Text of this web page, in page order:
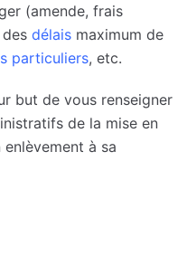
(amende, frais
délais maximum de
particuliers, etc.
but de vous renseigner
de la mise en
enlèvement à sa